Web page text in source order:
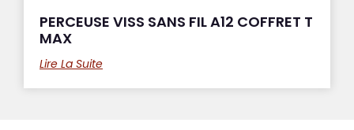
PERCEUSE VISS SANS FIL A12 COFFRET T
MAX
Lire La Suite